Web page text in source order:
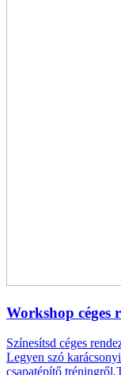
Workshop céges
Színesítsd céges
Legyen szó
csapatépítő